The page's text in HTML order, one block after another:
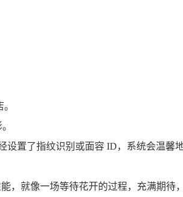
设置了指纹识别或面容 ID，系统会温
，就像一场等待花开的过程，充满期待